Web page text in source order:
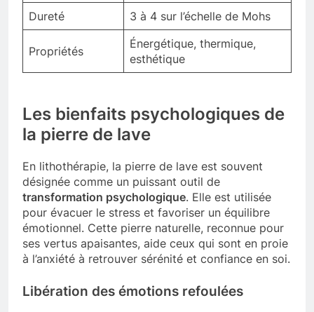
Dureté 3 à 4 sur l’échelle de Mohs
Propriétés
Énergétique, thermique,
esthétique
Les bienfaits psychologiques de
la pierre de lave
En lithothérapie, la pierre de lave est souvent
désignée comme un puissant outil de
transformation psychologique. Elle est utilisée
pour évacuer le stress et favoriser un équilibre
émotionnel. Cette pierre naturelle, reconnue pour
ses vertus apaisantes, aide ceux qui sont en proie
à l’anxiété à retrouver sérénité et confiance en soi.
Libération des émotions refoulées